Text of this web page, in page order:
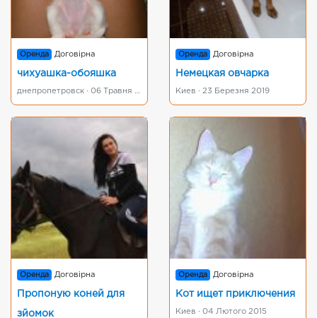
Оренда Договірна
чихуашка-обояшка
днепропетровск · 06 Травня 2015
Оренда Договірна
Немецкая овчарка
Киев · 23 Березня 2019
Оренда Договірна
Пропоную коней для
зйомок
Оренда Договірна
Кот ищет приключения
Киев · 04 Лютого 2015